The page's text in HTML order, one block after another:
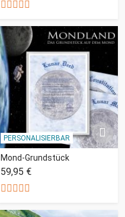
PERSONALISIERBAR
Mond-Grundstück
59,95 €